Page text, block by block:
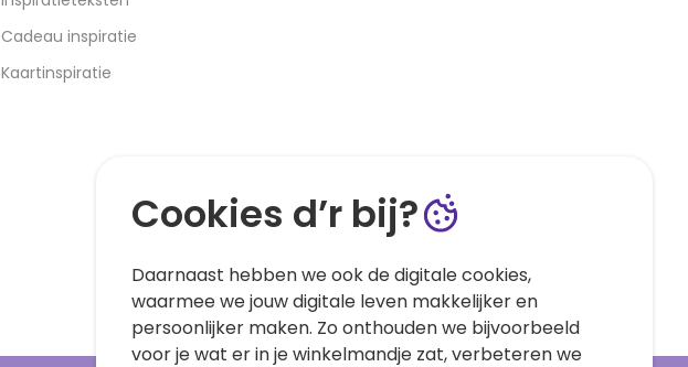
Cadeau inspiratie
Kaartinspiratie
Cookies d’r bij?
Daarnaast hebben we ook de digitale cookies,
waarmee we jouw digitale leven makkelijker en
persoonlijker maken. Zo onthouden we bijvoorbeeld
voor je wat er in je winkelmandje zat, verbeteren we